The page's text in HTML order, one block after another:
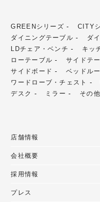
GREENシリーズ
CITY
ダイニングテーブル
ダ
LDチェア・ベンチ
キッ
ローテーブル
サイドテ
サイドボード
ベッドル
ワードローブ・チェスト
デスク
ミラー その他
店舗情報
会社概要
採用情報
プレス